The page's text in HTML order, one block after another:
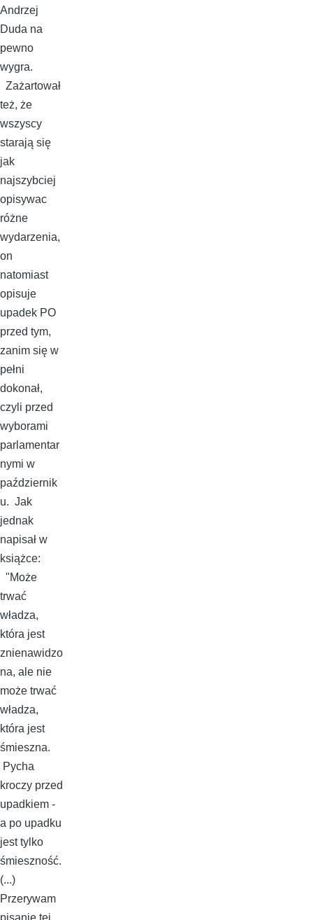
Andrzej
Duda na
pewno
wygra.
Zażartował
też, że
wszyscy
starają się
jak
najszybciej
opisywac
różne
wydarzenia,
on
natomiast
opisuje
upadek PO
przed tym,
zanim się w
pełni
dokonał,
czyli przed
wyborami
parlamentar
nymi w
październik
u. Jak
jednak
napisał w
książce:
"Może
trwać
władza,
która jest
znienawidzo
na, ale nie
może trwać
władza,
która jest
śmieszna.
Pycha
kroczy przed
upadkiem -
a po upadku
jest tylko
śmieszność.
(...)
Przerywam